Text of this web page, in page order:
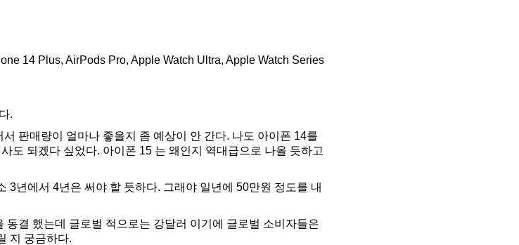
14 Plus, AirPods Pro, Apple Watch Ultra, Apple Watch Series
.
판매량이 얼마나 좋을지 좀 예상이 안 간다. 나도 아이폰 14를
도 되겠다 싶었다. 아이폰 15 는 왜인지 역대급으로 나올 듯하고
3년에서 4년은 써야 할 듯하다. 그래야 일년에 50만원 정도를 내
결 했는데 글로벌 적으로는 강달러 이기에 글로벌 소비자들은
지 궁금하다.